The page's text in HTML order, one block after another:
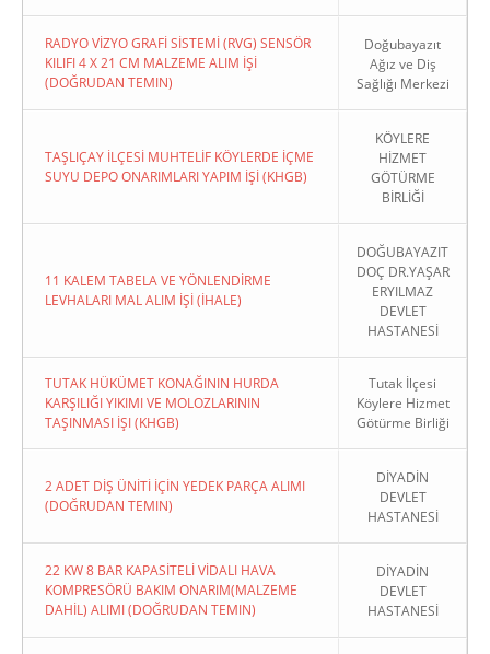
RADYO VİZYO GRAFİ SİSTEMİ (RVG) SENSÖR
KILIFI 4 X 21 CM MALZEME ALIM İŞİ
(DOĞRUDAN TEMIN)
Doğubayazıt
Ağız ve Diş
Sağlığı Merkezi
TAŞLIÇAY İLÇESİ MUHTELİF KÖYLERDE İÇME
SUYU DEPO ONARIMLARI YAPIM İŞİ (KHGB)
KÖYLERE
HİZMET
GÖTÜRME
BİRLİĞİ
11 KALEM TABELA VE YÖNLENDİRME
LEVHALARI MAL ALIM İŞİ (İHALE)
DOĞUBAYAZIT
DOÇ DR.YAŞAR
ERYILMAZ
DEVLET
HASTANESİ
TUTAK HÜKÜMET KONAĞININ HURDA
KARŞILIĞI YIKIMI VE MOLOZLARININ
TAŞINMASI İŞI (KHGB)
Tutak İlçesi
Köylere Hizmet
Götürme Birliği
2 ADET DİŞ ÜNİTİ İÇİN YEDEK PARÇA ALIMI
(DOĞRUDAN TEMIN)
DİYADİN
DEVLET
HASTANESİ
22 KW 8 BAR KAPASİTELİ VİDALI HAVA
KOMPRESÖRÜ BAKIM ONARIM(MALZEME
DAHİL) ALIMI (DOĞRUDAN TEMIN)
DİYADİN
DEVLET
HASTANESİ